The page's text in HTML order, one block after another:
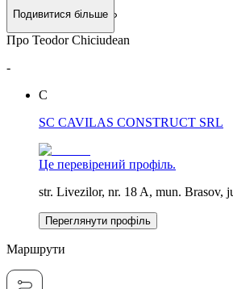
Подивитися більше
Про Teodor Chiciudean
-
C
SC CAVILAS CONSTRUCT SRL
Це перевірений профіль.
str. Livezilor, nr. 18 A, mun. Brasov,
Переглянути профіль
Маршрути